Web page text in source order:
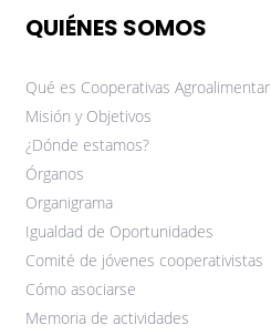
QUIÉNES SOMOS
Qué es Cooperativas
Misión y Objetivos
¿Dónde estamos?
Órganos
Organigrama
Igualdad de Oportunidades
Comité de jóvenes cooperativistas
Cómo asociarse
Memoria de actividades